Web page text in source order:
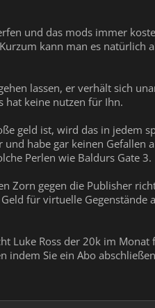
und das mods immer
kann man es natürlich
lassen, er verhält sich
hat keine nutzen für Ihn.
geld ist, wird das in jedem
habe gar keinen Gefallen
Perlen wie Baldurs Gate 3.
Zorn gegen die Publisher
für virtuelle
Ross der 20k im Monat
indem Sie ein Abo